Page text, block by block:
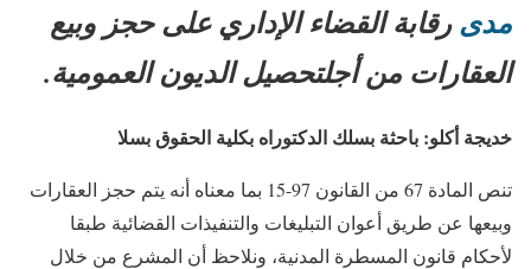
مدى رقابة القضاء الإداري على حجز وبيع
العقارات من أجلتحصيل الديون العمومية.
خديجة أكلو: باحثة بسلك الدكتوراه بكلية الحقوق بسلا
تنص المادة 67 من القانون 97-15 بما معناه أنه يتم حجز العقارات
وبيعها عن طريق أعوان التبليغات والتنفيذات القضائية طبقا
لأحكام قانون المسطرة المدنية، ونلاحظ أن المشرع من خلال